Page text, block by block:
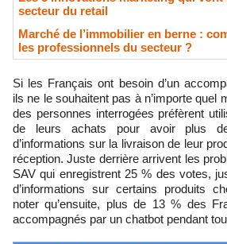
secteur du retail
Marché de l’immobilier en berne :
les professionnels du secteur ?
Si les Français ont besoin d’un accompagnement automatisé,
ils ne le souhaitent pas à n’importe quel
des personnes interrogées préfèrent
de leurs achats pour avoir plus
d’informations sur la livraison de leur
réception. Juste derrière arrivent les
SAV qui enregistrent 25 % des votes,
d’informations sur certains produits
noter qu’ensuite, plus de 13 % des
accompagnés par un chatbot pendant